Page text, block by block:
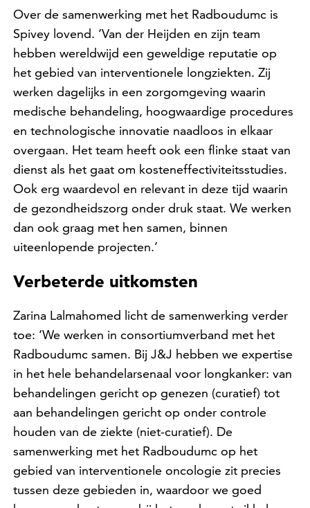
Over de samenwerking met het Radboudumc is
Spivey lovend. ‘Van der Heijden en zijn team
hebben wereldwijd een geweldige reputatie op
het gebied van interventionele longziekten. Zij
werken dagelijks in een zorgomgeving waarin
medische behandeling, hoogwaardige procedures
en technologische innovatie naadloos in elkaar
overgaan. Het team heeft ook een flinke staat van
dienst als het gaat om kosteneffectiviteitsstudies.
Ook erg waardevol en relevant in deze tijd waarin
de gezondheidszorg onder druk staat. We werken
dan ook graag met hen samen, binnen
uiteenlopende projecten.’
Verbeterde uitkomsten
Zarina Lalmahomed licht de samenwerking verder
toe: ‘We werken in consortiumverband met het
Radboudumc samen. Bij J&J hebben we expertise
in het hele behandelarsenaal voor longkanker: van
behandelingen gericht op genezen (curatief) tot
aan behandelingen gericht op onder controle
houden van de ziekte (niet-curatief). De
samenwerking met het Radboudumc op het
gebied van interventionele oncologie zit precies
tussen deze gebieden in, waardoor we goed